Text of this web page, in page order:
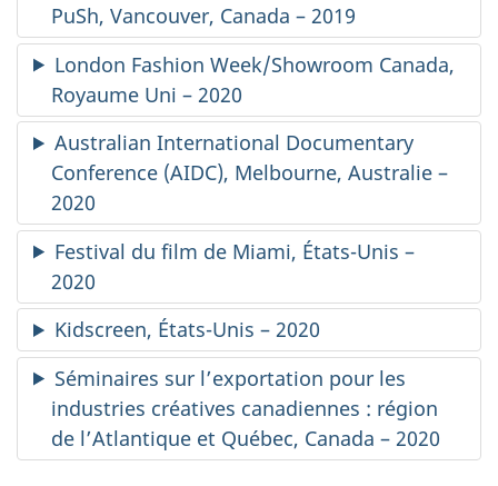
PuSh, Vancouver, Canada – 2019
London Fashion Week/Showroom Canada,
Royaume Uni – 2020
Australian International Documentary
Conference (AIDC), Melbourne, Australie –
2020
Festival du film de Miami, États-Unis –
2020
Kidscreen, États-Unis – 2020
Séminaires sur l’exportation pour les
industries créatives canadiennes : région
de l’Atlantique et Québec, Canada – 2020